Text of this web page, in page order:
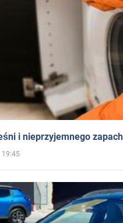
i nieprzyjemnego